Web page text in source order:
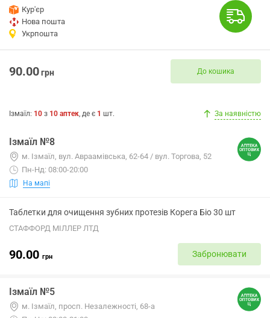
Кур'єр
Нова пошта
Укрпошта
90.00грн До кошика
Ізмаїл: 10 з 10 аптек, де є 1 шт. За наявністю
Ізмаїл №8
м. Ізмаїл, вул. Авраамівська, 62-64 / вул. Торгова, 52
Пн-Нд: 08:00-20:00
На мапі
Таблетки для очищення зубних протезів Корега Біо 30 шт
СТАФФОРД МІЛЛЕР ЛТД
90.00 грн Забронювати
Ізмаїл №5
м. Ізмаїл, просп. Незалежності, 68-а